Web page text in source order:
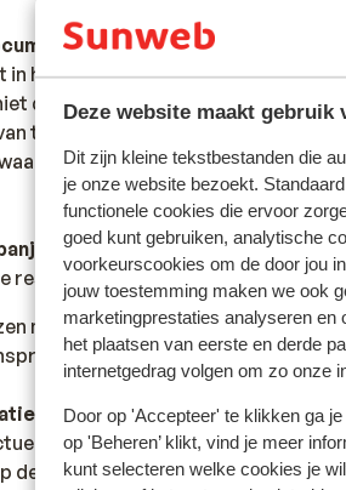
Deze website maakt gebruik
Dit zijn kleine tekstbestanden die
je onze website bezoekt.
functionele cookies die ervoor
goed kunt gebruiken, analytische
voorkeurscookies om de door jou
jouw toestemming maken we ook
marketingprestaties analyseren en
het plaatsen van eerste en derde
internetgedrag volgen om zo onze
Door op 'Accepteer' te klikken ga
op 'Beheren’ klikt, vind je meer
kunt selecteren welke cookies je
in het bezit te zijn van een geldig
de Nederlandse nationaliteit, dan
toepassing zijn. Dit vraag je na bij
je doorheen reist.
geldt:
reservering dient er minimaal 1
met de juiste documenten is
worden gesteld.
informatie betreffende
de site van LCR: https://www.lcr.nl/.